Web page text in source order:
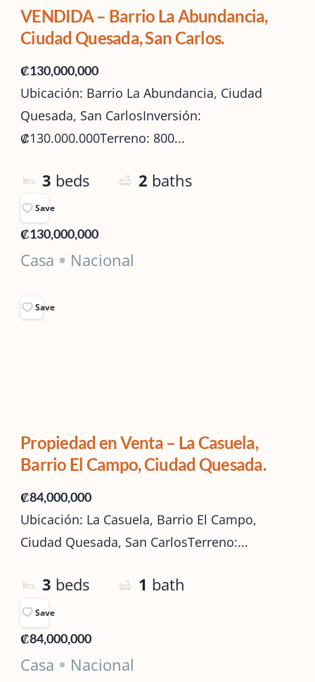
VENDIDA – Barrio La Abundancia,
Ciudad Quesada, San Carlos.
₡130,000,000
Ubicación: Barrio La Abundancia, Ciudad
Quesada, San CarlosInversión:
₡130.000.000Terreno: 800...
3 beds 2 baths
Save
₡130,000,000
Casa Nacional
Save
Propiedad en Venta – La Casuela,
Barrio El Campo, Ciudad Quesada.
₡84,000,000
Ubicación: La Casuela, Barrio El Campo,
Ciudad Quesada, San CarlosTerreno:...
3 beds 1 bath
Save
₡84,000,000
Casa Nacional